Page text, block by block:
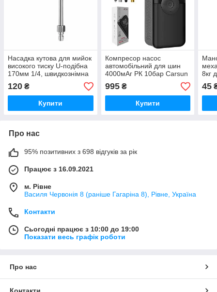
Насадка кутова для мийок
високого тиску U-подібна
170мм 1/4, швидкознімна
120 ₴
Купити
Компресор насос
автомобільний для шин
4000мАг РК 10бар Carsun
C3106
995₴
Купити
8кг
в
45
Про нас
95% позитивних з 698 відгуків за рік
Працює з 16.09.2021
м. Рівне
Василя Червонія 8 (раніше Гагаріна 8), Рівне, Україна
Контакти
Сьогодні працює з 10:00 до 19:00
Показати весь графік роботи
Про нас